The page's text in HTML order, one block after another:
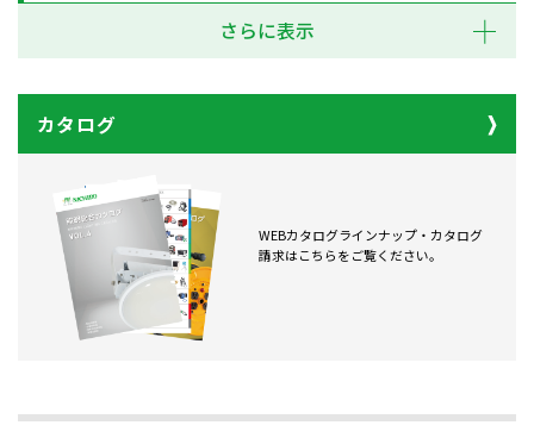
さらに表示
カタログ
WEBカタログラインナップ・カタログ
請求はこちらをご覧ください。